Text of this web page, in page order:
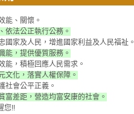
能、關懷。
依法公正執行公務。
國家及人民，增進國家利益及人民福祉。
能，提供優質服務。
能，積極回應人民需求。
文化，落實人權保障。
社會公平正義。
富差距，營造均富安康的社會。
您!!